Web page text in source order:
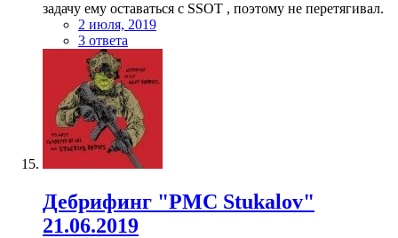
задачу ему оставаться с SSOT , поэтому не перетягивал.
2 июля, 2019
3 ответа
Дебрифинг "PMC Stukalov"
21.06.2019